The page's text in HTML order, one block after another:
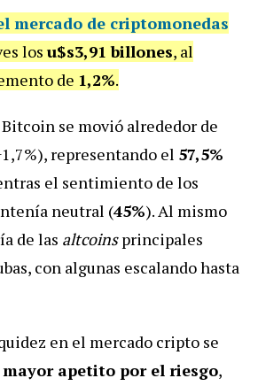
mercado de criptomonedas
los u$s3,91 billones, al
de 1,2%.
se movió alrededor de
representando el 57,5%
el sentimiento de los
neutral (45%). Al mismo
de las altcoinsprincipales
con algunas escalando hasta
en el mercado cripto se
mayor apetito por el riesgo,